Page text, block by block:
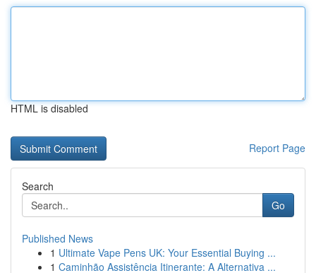
HTML is disabled
Report Page
Search
Go
Published News
1 Ultimate Vape Pens UK: Your Essential Buying ...
1 Caminhão Assistência Itinerante: A Alternativa ...